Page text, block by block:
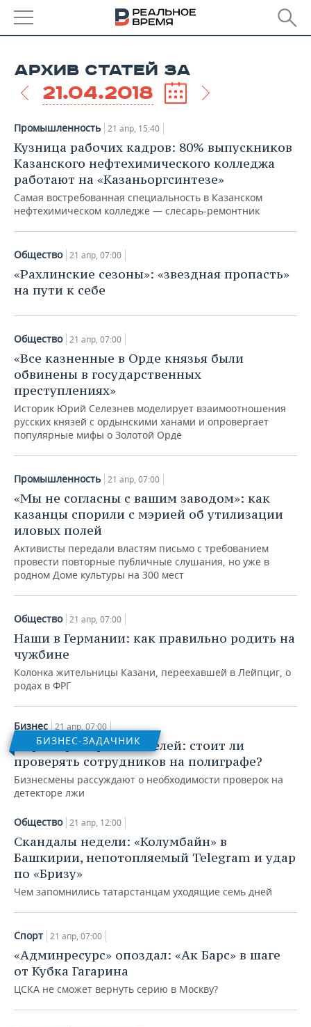
УДМУРТИЯ
НОВОСТИ
НОВОСТИ АНАЛИТИКИ
ДЕКЛАРАЦИИ О ДОХОДАХ
КОРОЛИ ГОСЗАКАЗА ПФО
КОМУ ПРИНАДЛЕЖАТ
ТОРГОВЫЕ ЦЕНТРЫ
ТАТАРСТАНА
ЭКОНОМИКА
НОВОСТИ ЭКОНОМИКИ
ФИНАНСЫ
БЮДЖЕТ
ПРОМЫШЛЕННОСТЬ
НОВОСТИ
ПРОМЫШЛЕННОСТИ
АГРОПРОМ
МАШИНОСТРОЕНИЕ
НЕФТЕХИМИЯ
НЕФТЬ
ОПК
ЭНЕРГЕТИКА
НЕДВИЖИМОСТЬ
НОВОСТИ АВТО
БИЗНЕС
РОЗНИЧНАЯ ТОРГОВЛЯ
ТРАНСПОРТ
УСЛУГИ
НОВОСТИ ТЕХНОЛОГИЙ
IT
МЕДИА
ТЕЛЕКОММУНИКАЦИИ
МЕРОПРИЯТИЯ
НОВОСТИ МЕРОПРИЯТИЙ
ВЫЕЗДНАЯ РЕДАКЦИЯ
БИЗНЕС-БРАНЧИ
ОТКРЫТАЯ ЛЕКЦИЯ
СПОРТ
НОВОСТИ СПОРТА
ФУТБОЛ
БАСКЕТБОЛ
ВОЛЕЙБОЛ
КИБЕРСПОРТ
ФИГУРНОЕ КАТАНИЕ
ВОДНЫЕ ВИДЫ СПОРТА
ХОККЕЙ С МЯЧОМ
ОБЩЕСТВО
НОВОСТИ ОБЩЕСТВА
ИНФРАСТРУКТУРА
ИСТОРИЯ
КУЛЬТУРА
МЕДИЦИНА
ОБРАЗОВАНИЕ
ПРОИСШЕСТВИЯ
ФОТОГАЛЕРЕЯ
СПРАВОЧНИК
СПИСОК ПЕРСОН
СПИСОК КОМПАНИЙ
ПОЛНАЯ ВЕРСИЯ
АРХИВ СТАТЕЙ ЗА
21.04.2018
Промышленность 21 апр, 15:40
Кузница рабочих кадров: 80% выпускников
Казанского нефтехимического колледжа
работают на «Казаньоргсинтезе»
Самая востребованная специальность в Казанском
нефтехимическом колледже — слесарь-ремонтник
Общество 21 апр, 07:00
«Рахлинские сезоны»: «звездная пропасть»
на пути к себе
Общество 21 апр, 07:00
«Все казненные в Орде князья были
обвинены в государственных
преступлениях»
Историк Юрий Селезнев моделирует взаимоотношения
русских князей с ордынскими ханами и опровергает
популярные мифы о Золотой Орде
Промышленность 21 апр, 07:00
«Мы не согласны с вашим заводом»: как
казанцы спорили с мэрией об утилизации
иловых полей
Активисты передали властям письмо с требованием
провести повторные публичные слушания, но уже в
родном Доме культуры на 300 мест
Общество 21 апр, 07:00
Наши в Германии: как правильно родить на
чужбине
Колонка жительницы Казани, переехавшей в Лейпциг, о
родах в ФРГ
БИЗНЕС-ЗАДАЧНИК
Бизнес 21 апр, 07:00
Опрос предпринимателей: стоит ли
проверять сотрудников на полиграфе?
Бизнесмены рассуждают о необходимости проверок на
детекторе лжи
Общество 21 апр, 12:00
Скандалы недели: «Колумбайн» в
Башкирии, непотопляемый Telegram и удар
по «Бризу»
Чем запомнились татарстанцам уходящие семь дней
Спорт 21 апр, 07:00
«Админресурс» опоздал: «Ак Барс» в шаге
от Кубка Гагарина
ЦСКА не сможет вернуть серию в Москву?